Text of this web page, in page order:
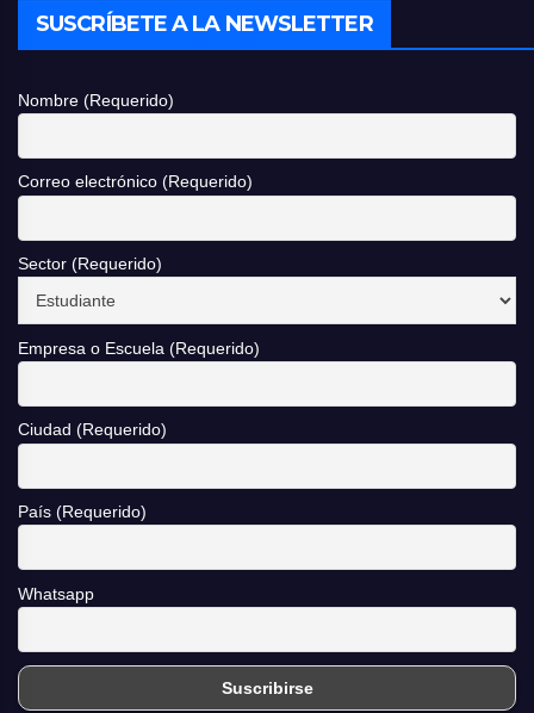
SUSCRÍBETE A LA NEWSLETTER
Nombre (Requerido)
Correo electrónico (Requerido)
Sector (Requerido)
Empresa o Escuela (Requerido)
Ciudad (Requerido)
País (Requerido)
Whatsapp